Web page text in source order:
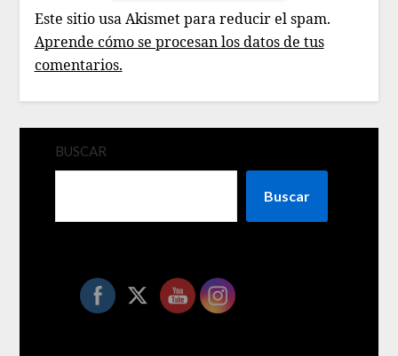
Este sitio usa Akismet para reducir el spam.
Aprende cómo se procesan los datos de tus
comentarios.
BUSCAR
Buscar